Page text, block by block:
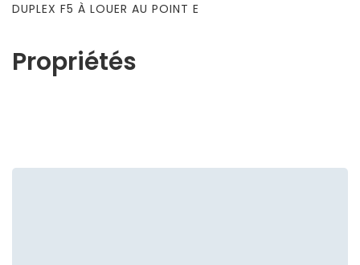
Propriétés
DUPLEX F5 À LOUER AU POINT E